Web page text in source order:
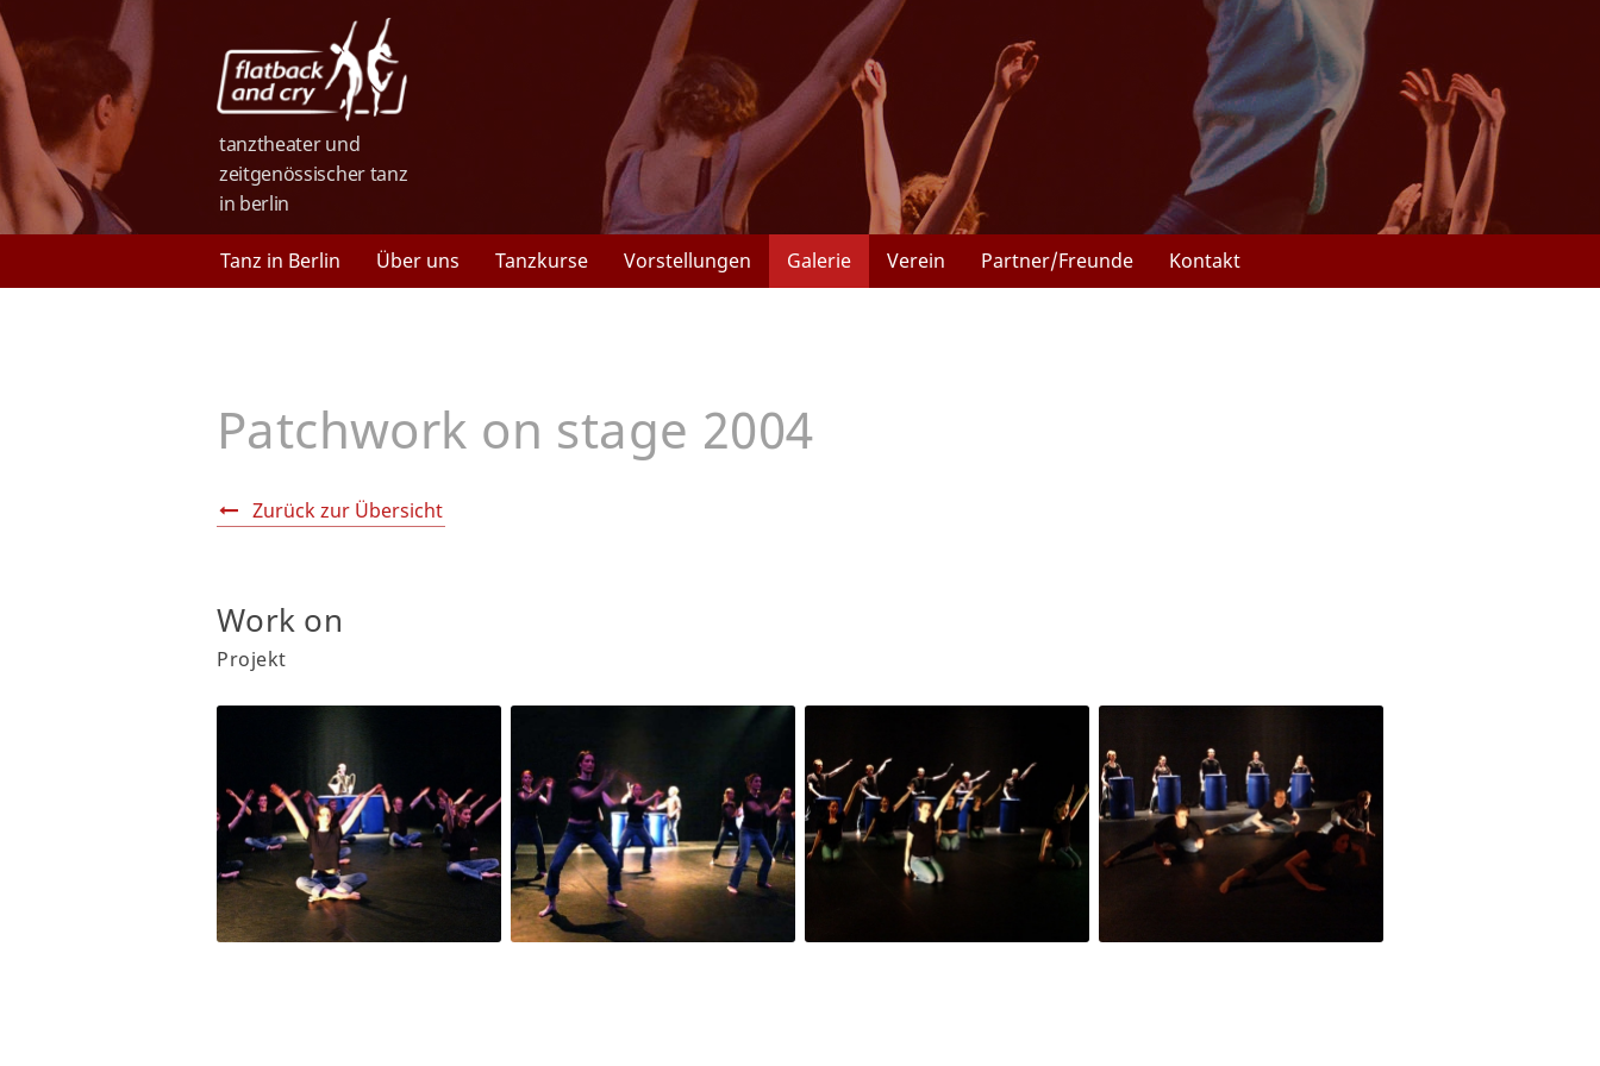
tanztheater und
zeitgenössischer tanz
in berlin
Tanz in Berlin Über uns Tanzkurse Vorstellungen Galerie Verein Partner/Freunde Kontakt
Patchwork on stage 2004
Zurück zur Übersicht
Work on
Projekt